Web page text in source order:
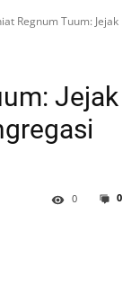
Regnum Tuum: Jejak
Jejak
0
0